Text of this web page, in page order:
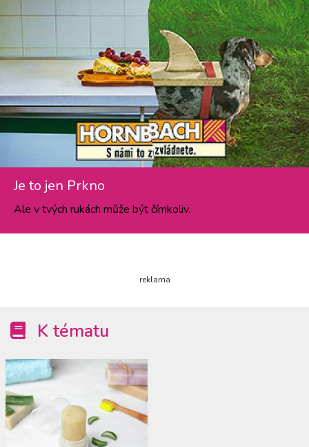
Je to jen Prkno
Ale v tvých rukách může být čímkoliv.
reklama
K tématu